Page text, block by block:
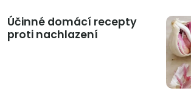
Účinné domácí recepty
proti nachlazení